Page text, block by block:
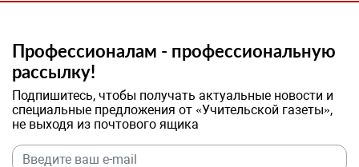
Профессионалам - профессиональную
рассылку!
Подпишитесь, чтобы получать актуальные новости и
специальные предложения от «Учительской газеты»,
не выходя из почтового ящика